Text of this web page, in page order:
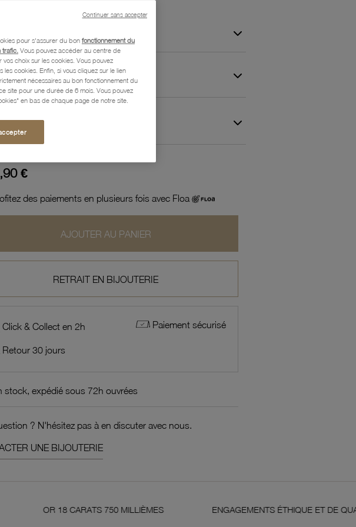
détaillées
Livraison, Retours et Garantie
,90 €
des paiements en plusieurs fois avec Floa
AJOUTER AU PANIER
RETRAIT EN BIJOUTERIE
Click & Collect en 2h Paiement sécurisé
Retour 30 jours
stock, expédié sous 72h ouvrées
? N'hésitez pas à en discuter avec nous.
UNE BIJOUTERIE
750 MILLIÈMES ENGAGEMENTS ÉTHIQUE ET DE QUALITÉ
pour s'assurer du bon fonctionnement du
trafic. Vous pouvez accéder au centre de
choix sur les cookies. Vous pouvez
cookies. Enfin, si vous cliquez sur le lien
nécessaires au bon fonctionnement du
site pour une durée de 6 mois. Vous pouvez
en bas de chaque page de notre site.
Continuer sans accepter